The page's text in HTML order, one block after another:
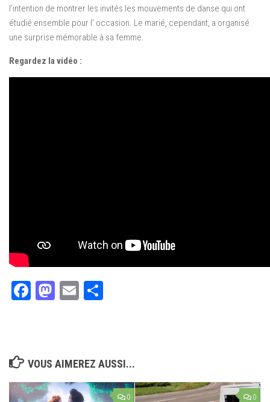
l’intention de montrer les invités les mouvements de danse qui ont
étudié ensemble pour l’ occasion. Le marié, cependant, a organisé
une surprise mémorable à sa femme.
Regardez la vidéo :
Facebook
Mastodon
Email
VOUS AIMEREZ AUSSI...
0 0